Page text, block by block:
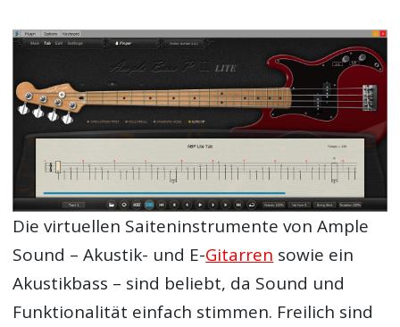
Die virtuellen Saiteninstrumente von Ample
Sound – Akustik- und E-Gitarren sowie ein
Akustikbass – sind beliebt, da Sound und
Funktionalität einfach stimmen. Freilich sind